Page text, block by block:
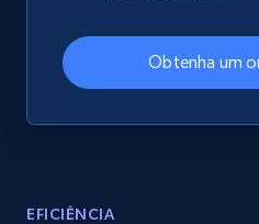
Home Depot US -
specified UPC
URL, Domain, Country
Obtenha um
EFICIÊNCIA